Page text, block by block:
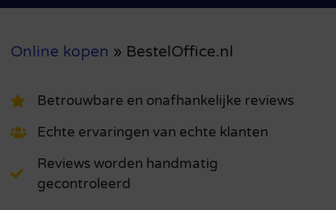
Online kopen » BestelOffice.nl
Betrouwbare en onafhankelijke reviews
Echte ervaringen van echte klanten
Reviews worden handmatig
gecontroleerd